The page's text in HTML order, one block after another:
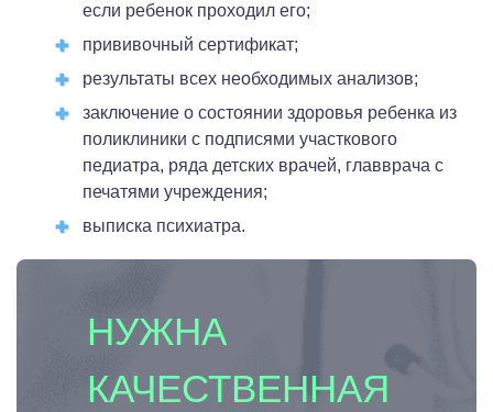
если ребенок проходил его;
прививочный сертификат;
результаты всех необходимых анализов;
заключение о состоянии здоровья ребенка из
поликлиники с подписями участкового
педиатра, ряда детских врачей, главврача с
печатями учреждения;
выписка психиатра.
НУЖНА
КАЧЕСТВЕННАЯ